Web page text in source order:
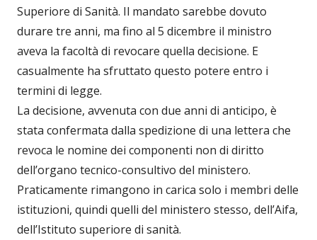
Superiore di Sanità. Il mandato sarebbe dovuto
durare tre anni, ma fino al 5 dicembre il ministro
aveva la facoltà di revocare quella decisione. E
casualmente ha sfruttato questo potere entro i
termini di legge.
La decisione, avvenuta con due anni di anticipo, è
stata confermata dalla spedizione di una lettera che
revoca le nomine dei componenti non di diritto
dell’organo tecnico-consultivo del ministero.
Praticamente rimangono in carica solo i membri delle
istituzioni, quindi quelli del ministero stesso, dell’Aifa,
dell’Istituto superiore di sanità.